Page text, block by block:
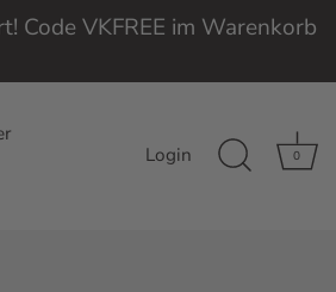
Code VKFREE im Warenkorb
Login 0